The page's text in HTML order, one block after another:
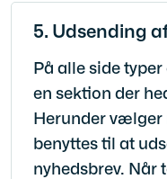
5. Udsending
På alle side
en sektion der
Herunder vælger
benyttes til at
nyhedsbrev. Når